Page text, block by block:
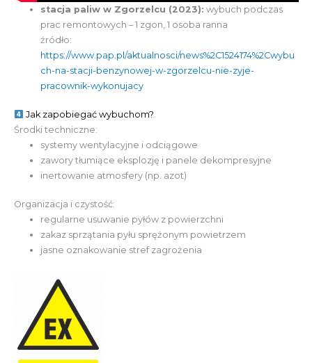
stacja paliw w Zgorzelcu (2023): wybuch podczas
prac remontowych – 1 zgon, 1 osoba ranna
źródło:
https://www.pap.pl/aktualnosci/news%2C1524174%2Cwybu
ch-na-stacji-benzynowej-w-zgorzelcu-nie-zyje-
pracownik-wykonujacy
Jak zapobiegać wybuchom?
Środki techniczne:
systemy wentylacyjne i odciągowe
zawory tłumiące eksplozję i panele dekompresyjne
inertowanie atmosfery (np. azot)
Organizacja i czystość:
regularne usuwanie pyłów z powierzchni
zakaz sprzątania pyłu sprężonym powietrzem
jasne oznakowanie stref zagrożenia